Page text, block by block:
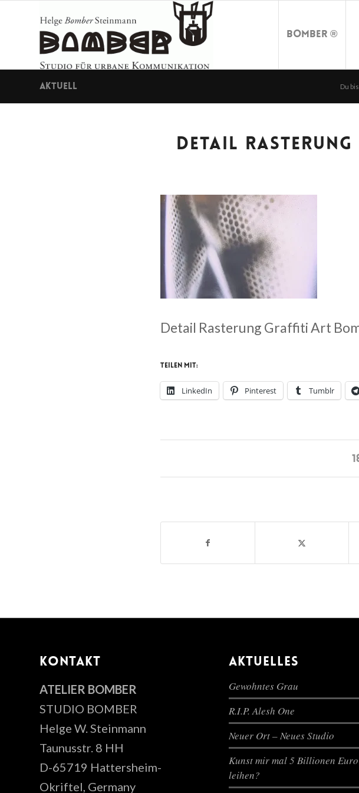
Bomber ®
Aktuell Du
DETAIL
Detail Rasterung Graffiti Art
Teilen mit:
LinkedIn Pinterest Tumblr
KONTAKT
ATELIER BOMBER
STUDIO BOMBER
Helge W. Steinmann
Taunusstr. 8 HH
D-65719 Hattersheim-
Okriftel, Germany
AKTUELLES
Gewohntes Grau
R.I.P. Alesh One
Neuer Ort – Neues Studio
Kunst mir mal 5 Billionen Euro
leihen?